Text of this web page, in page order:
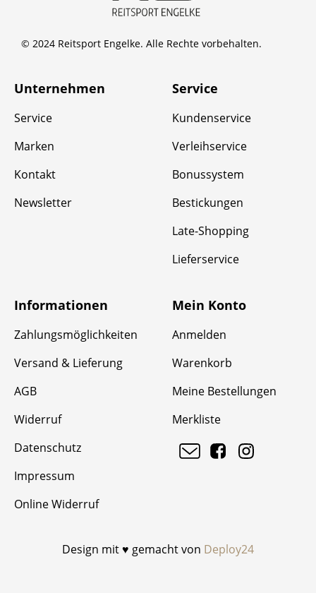
© 2024 Reitsport Engelke. Alle Rechte vorbehalten.
Unternehmen
Service
Marken
Kontakt
Newsletter
Service
Kundenservice
Verleihservice
Bonussystem
Bestickungen
Late-Shopping
Lieferservice
Informationen
Zahlungsmöglichkeiten
Versand & Lieferung
AGB
Widerruf
Datenschutz
Impressum
Online Widerruf
Mein Konto
Anmelden
Warenkorb
Meine Bestellungen
Merkliste
Design mit ♥ gemacht von Deploy24